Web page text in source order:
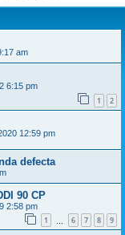
am
6:15 pm
1 2
12:59 pm
defecta
90 CP
2:58 pm
1 6 7 8 9